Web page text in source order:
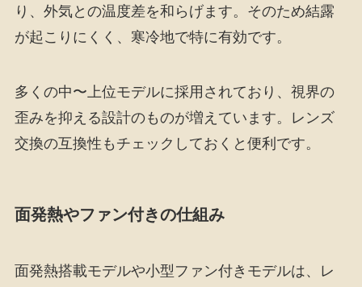
り、外気との温度差を和らげます。そのため結露
が起こりにくく、寒冷地で特に有効です。
多くの中〜上位モデルに採用されており、視界の
歪みを抑える設計のものが増えています。レンズ
交換の互換性もチェックしておくと便利です。
面発熱やファン付きの仕組み
面発熱搭載モデルや小型ファン付きモデルは、レ